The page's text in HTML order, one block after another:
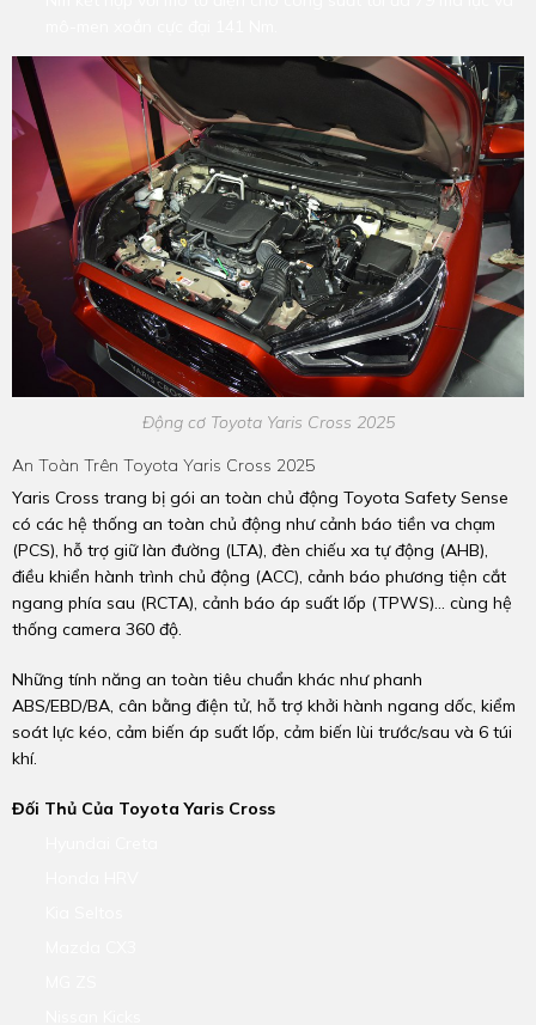
Động cơ Toyota Yaris Cross 2025
An Toàn Trên Toyota Yaris Cross 2025
Yaris Cross trang bị gói an toàn chủ động Toyota Safety Sense
có các hệ thống an toàn chủ động như cảnh báo tiền va chạm
(PCS), hỗ trợ giữ làn đường (LTA), đèn chiếu xa tự động (AHB),
điều khiển hành trình chủ động (ACC), cảnh báo phương tiện cắt
ngang phía sau (RCTA), cảnh báo áp suất lốp (TPWS)… cùng hệ
thống camera 360 độ.
Những tính năng an toàn tiêu chuẩn khác như phanh
ABS/EBD/BA, cân bằng điện tử, hỗ trợ khởi hành ngang dốc, kiểm
soát lực kéo, cảm biến áp suất lốp, cảm biến lùi trước/sau và 6 túi
khí.
Đối Thủ Của Toyota Yaris Cross